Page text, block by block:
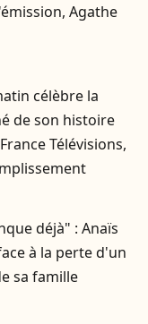
Agathe
célèbre la
de son histoire
Télévisions,
déjà" : Anaïs
à la perte d'un
sa famille